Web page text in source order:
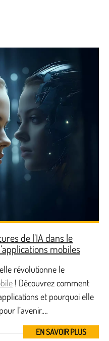
de l’IA dans le
mobiles
révolutionne le
! Découvrez comment
et pourquoi elle
l’avenir.…
EN SAVOIR PLUS